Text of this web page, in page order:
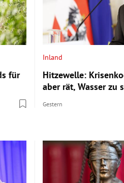
für
Inland
Hitzewelle:
aber rät, Wasser zu
Gestern